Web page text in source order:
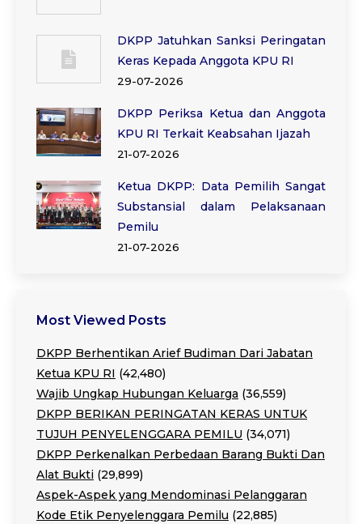
DKPP Jatuhkan Sanksi Peringatan
Keras Kepada Anggota KPU RI
29-07-2026
DKPP Periksa Ketua dan Anggota
KPU RI Terkait Keabsahan Ijazah
21-07-2026
Ketua DKPP: Data Pemilih Sangat
Substansial dalam Pelaksanaan
Pemilu
21-07-2026
Most Viewed Posts
DKPP Berhentikan Arief Budiman Dari Jabatan
Ketua KPU RI (42,480)
Wajib Ungkap Hubungan Keluarga (36,559)
DKPP BERIKAN PERINGATAN KERAS UNTUK
TUJUH PENYELENGGARA PEMILU (34,071)
DKPP Perkenalkan Perbedaan Barang Bukti Dan
Alat Bukti (29,899)
Aspek-Aspek yang Mendominasi Pelanggaran
Kode Etik Penyelenggara Pemilu (22,885)